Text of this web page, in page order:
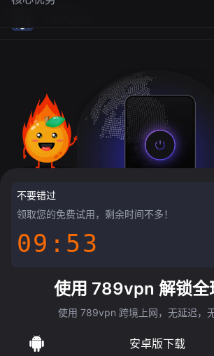
不要错过
领取您的免费试用，剩余时间不多！
09:52
使用 789vpn 解锁全
使用 789vpn 跨境上网，无延迟，无
安卓版下载